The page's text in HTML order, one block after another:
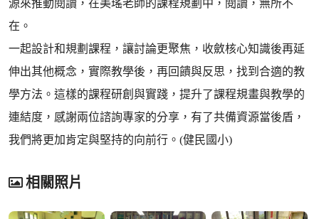
源來推動閱讀，在美瑤老師的課程規劃中，閱讀，無所不
在。
一起設計和規劃課程，讓討論更聚焦，收斂核心知識後再延
伸出其他概念，實際教學後，再回饋與反思，找到合適的教
學方法。這樣的課程研創與實踐，提升了課程規畫與教學的
連結度，感謝兩位諮詢專家的分享，有了共備資源當後盾，
我們將更加肯定與堅持的向前行。(健民國小)
相關照片